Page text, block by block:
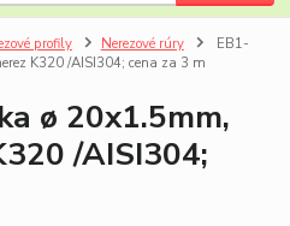
profily Nerezové rúry
EB1-
K320 /AISI304; cena za 3 m
ø 20x1.5mm,
/AISI304;